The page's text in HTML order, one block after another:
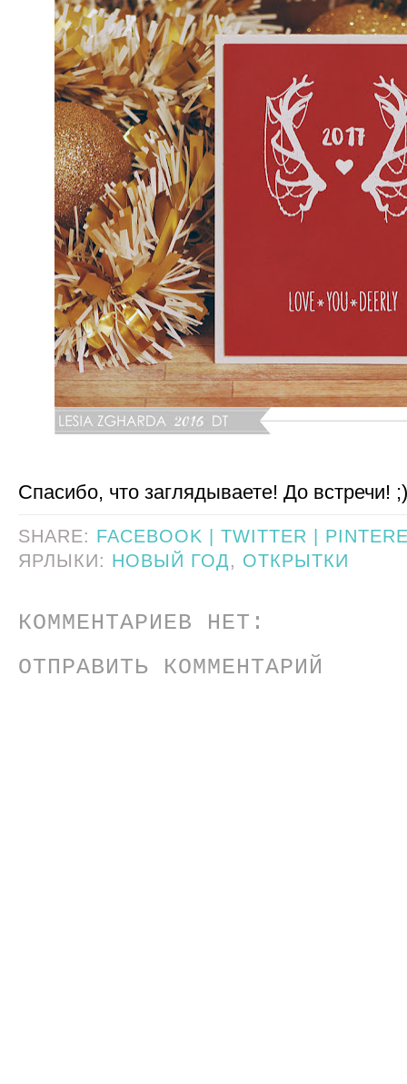
Спасибо, что заглядываете! До встречи! ;)
SHARE: FACEBOOK | TWITTER |
ЯРЛЫКИ: НОВЫЙ ГОД, ОТКРЫТКИ
КОММЕНТАРИЕВ НЕТ:
ОТПРАВИТЬ КОММЕНТАРИЙ